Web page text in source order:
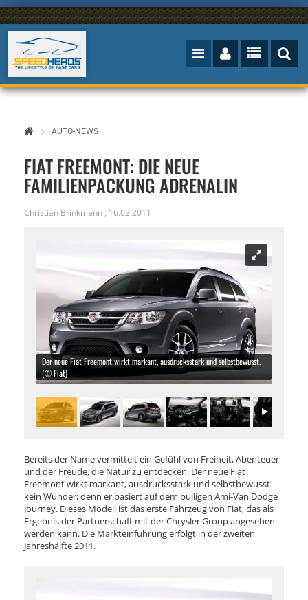
AUTO-NEWS
FIAT FREEMONT: DIE NEUE
FAMILIENPACKUNG ADRENALIN
Christian Brinkmann , 16.02.2011
Der neue Fiat Freemont wirkt markant, ausdrucksstark und selbstbewusst.
(© Fiat)
Bereits der Name vermittelt ein Gefühl von Freiheit, Abenteuer
und der Freude, die Natur zu entdecken. Der neue Fiat
Freemont wirkt markant, ausdrucksstark und selbstbewusst -
kein Wunder; denn er basiert auf dem bulligen Ami-Van Dodge
Journey. Dieses Modell ist das erste Fahrzeug von Fiat, das als
Ergebnis der Partnerschaft mit der Chrysler Group angesehen
werden kann. Die Markteinführung erfolgt in der zweiten
Jahreshälfte 2011.